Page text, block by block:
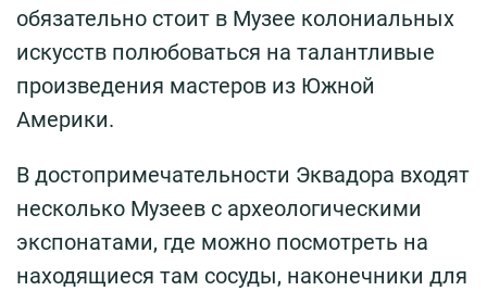
обязательно стоит в Музее колониальных
искусств полюбоваться на талантливые
произведения мастеров из Южной
Америки.
В достопримечательности Эквадора входят
несколько Музеев с археологическими
экспонатами, где можно посмотреть на
находящиеся там сосуды, наконечники для